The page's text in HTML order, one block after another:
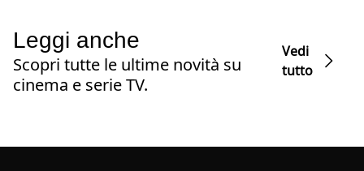
Leggi anche
Scopri tutte le ultime novità su
cinema e serie TV.
Vedi
tutto